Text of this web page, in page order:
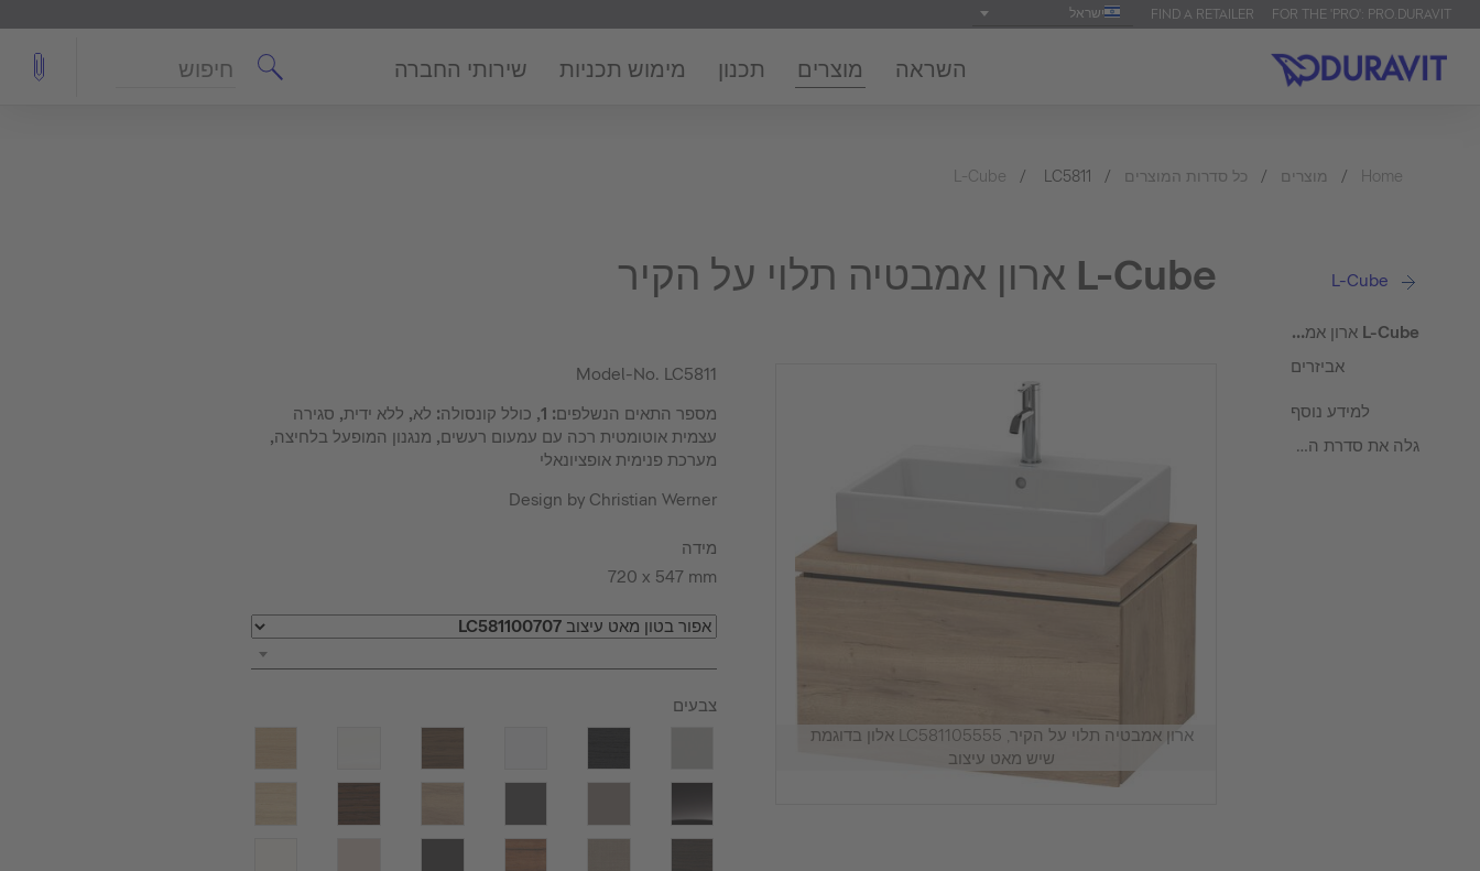
FOR THE 'PRO': PRO.DURAVIT
FIND A RETAILER ישראל
השראה מוצרים תכנון מימוש תכניות שירותי החברה
Home מוצרים כל סדרות המוצרים L-Cube LC5811
L-Cube
L-Cube ארון אמבטיה תלוי על הקיר
אביזרים
למידע נוסף
גלה את סדרת המוצרים
L-Cube ארון אמבטיה תלוי על הקיר
ארון אמבטיה תלוי על הקיר, LC581105555 אלון בדוגמת
שיש מאט עיצוב
Model-No. LC5811
מספר התאים הנשלפים: 1, כולל קונסולה: לא, ללא ידית, סגירה
עצמית אוטומטית רכה עם עמעום רעשים, מנגנון המופעל בלחיצה,
מערכת פנימית אופציונאלי
Design by Christian Werner
מידה
720 x 547 mm
צבעים